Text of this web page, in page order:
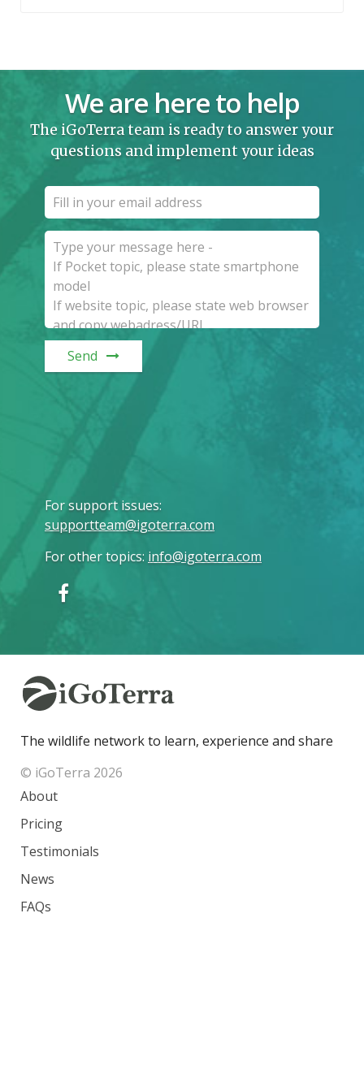
We are here to help
The iGoTerra team is ready to answer your
questions and implement your ideas
Send
For support issues:
supportteam@igoterra.com
For other topics: info@igoterra.com
The wildlife network to learn, experience and share
© iGoTerra 2026
About
Pricing
Testimonials
News
FAQs